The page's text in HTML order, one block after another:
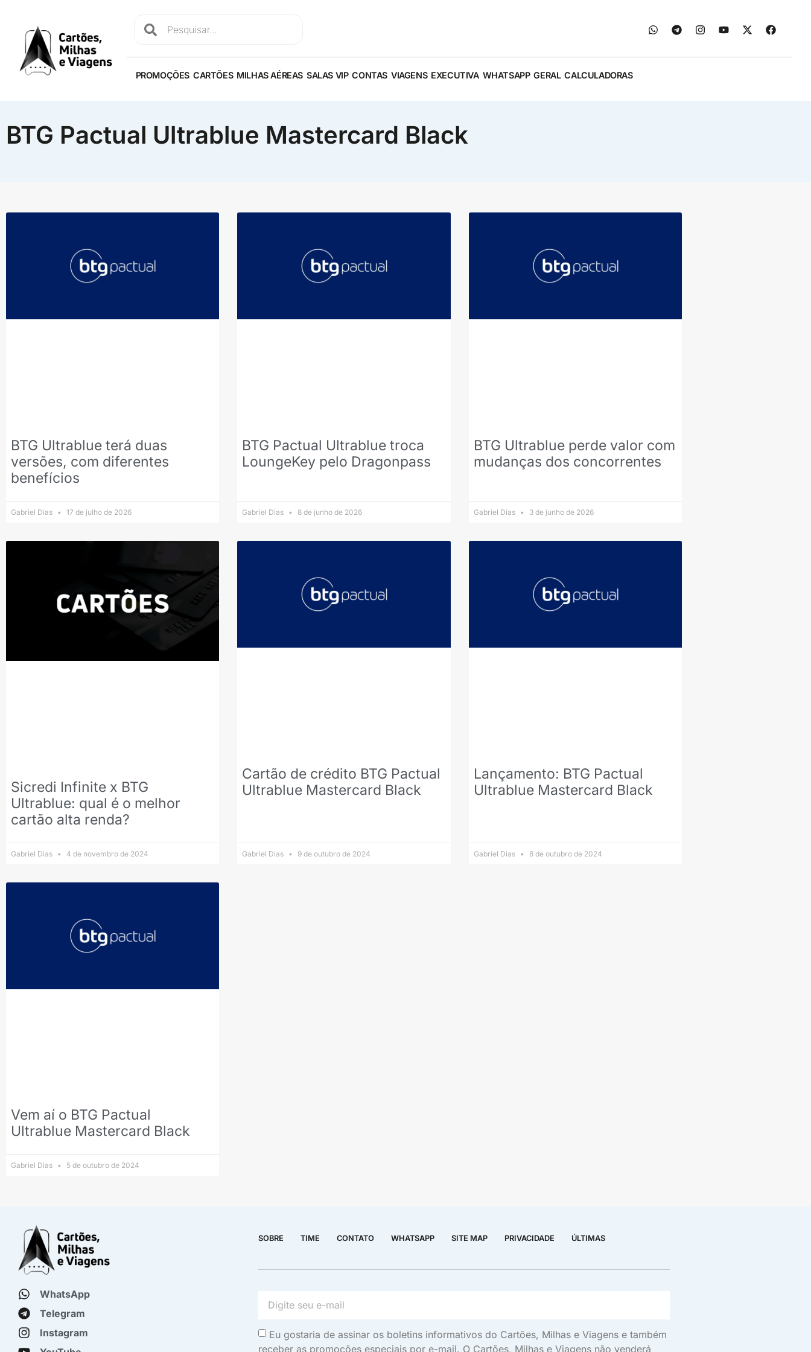
PROMOÇÕES CARTÕES MILHAS AÉREAS SALAS VIP CONTAS VIAGENS EXECUTIVA WHATSAPP GERAL CALCULADORAS
BTG Pactual Ultrablue Mastercard Black
BTG Ultrablue terá duas
versões, com diferentes
benefícios
Gabriel Dias 17 de julho de 2026
BTG Pactual Ultrablue troca
LoungeKey pelo Dragonpass
Gabriel Dias 8 de junho de 2026
BTG Ultrablue perde valor com
mudanças dos concorrentes
Gabriel Dias 3 de junho de 2026
Sicredi Infinite x BTG
Ultrablue: qual é o melhor
cartão alta renda?
Gabriel Dias 4 de novembro de 2024
Cartão de crédito BTG Pactual
Ultrablue Mastercard Black
Gabriel Dias 9 de outubro de 2024
Lançamento: BTG Pactual
Ultrablue Mastercard Black
Gabriel Dias 8 de outubro de 2024
Vem aí o BTG Pactual
Ultrablue Mastercard Black
Gabriel Dias 5 de outubro de 2024
WhatsApp
Telegram
Instagram
SOBRE TIME CONTATO WHATSAPP SITE MAP PRIVACIDADE ÚLTIMAS
Eu gostaria de assinar os boletins informativos do Cartões, Milhas e Viagens e também
receber as promoções especiais por e-mail. O Cartões, Milhas e Viagens não venderá